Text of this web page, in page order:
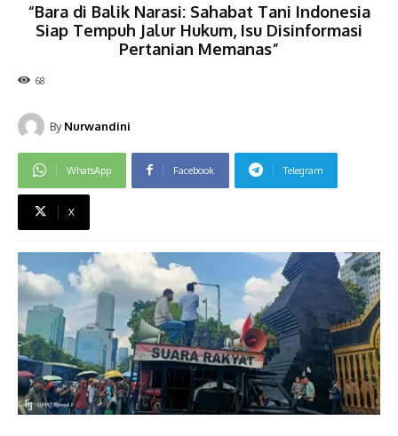
“Bara di Balik Narasi: Sahabat Tani Indonesia
Siap Tempuh Jalur Hukum, Isu Disinformasi
Pertanian Memanas”
68
By Nurwandini
WhatsApp Facebook Telegram
X